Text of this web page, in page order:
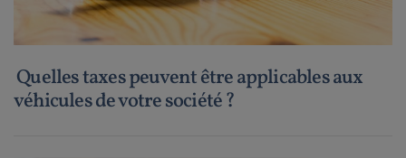
Quelles taxes peuvent être applicables aux
véhicules de votre société ?